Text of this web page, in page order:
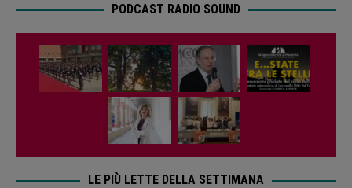
PODCAST RADIO SOUND
LE PIÙ LETTE DELLA SETTIMANA